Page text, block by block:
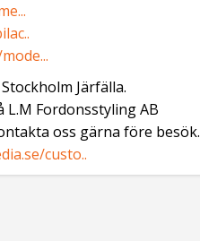
Järfälla.
L.M Fordonsstyling AB
oss gärna före besök.
custo..